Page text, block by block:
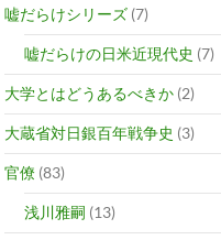
嘘だらけシリーズ (7)
嘘だらけの日米近現代史 (7)
大学とはどうあるべきか (2)
大蔵省対日銀百年戦争史 (3)
官僚 (83)
浅川雅嗣 (13)